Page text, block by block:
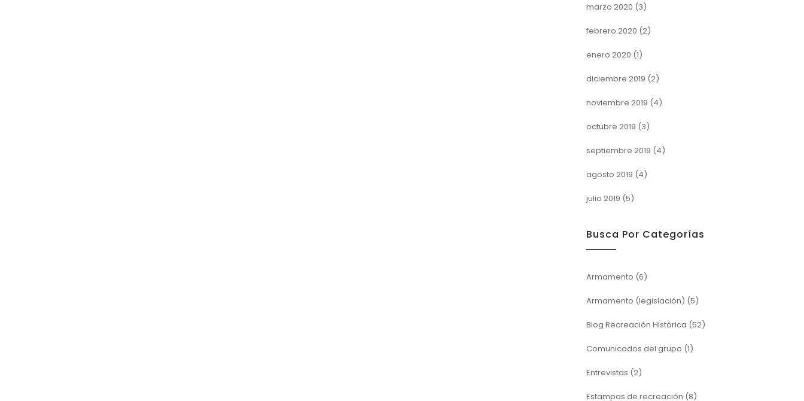
marzo 2020 (3)
febrero 2020 (2)
enero 2020 (1)
diciembre 2019 (2)
noviembre 2019 (4)
octubre 2019 (3)
septiembre 2019 (4)
agosto 2019 (4)
julio 2019 (5)
Busca Por Categorías
Armamento (6)
Armamento (legislación) (5)
Blog Recreación Histórica (52)
Comunicados del grupo (1)
Entrevistas (2)
Estampas de recreación (8)